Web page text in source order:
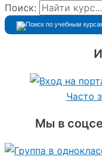
Поиск:
Часто
Мы в